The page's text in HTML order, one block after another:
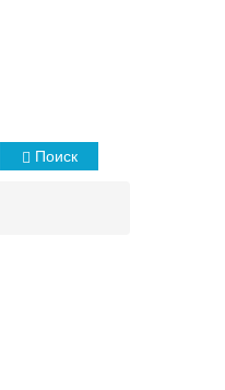
Поиск